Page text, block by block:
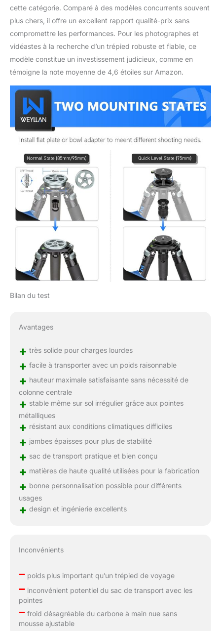
caméras de cinéma, les
grands télescopes et les
jumelles.
【lightweight
design】ce trépied de
support de caméra en
fibre de carbone adopte
de multiples conceptions
atteignant presque le
poids le plus léger de la
même taille, facile à
transporter.
cette catégorie. Comparé à des modèles concurrents souvent
plus chers, il offre un excellent rapport qualité-prix sans
compromettre les performances. Pour les photographes et
vidéastes à la recherche d’un trépied robuste et fiable, ce
modèle constitue un investissement judicieux, comme en
témoigne la note moyenne de 4,6 étoiles sur Amazon.
Bilan du test
Avantages
+ très solide pour charges lourdes
+ facile à transporter avec un poids raisonnable
+ hauteur maximale satisfaisante sans nécessité de
colonne centrale
+ stable même sur sol irrégulier grâce aux pointes
métalliques
+ résistant aux conditions climatiques difficiles
+ jambes épaisses pour plus de stabilité
+ sac de transport pratique et bien conçu
+ matières de haute qualité utilisées pour la fabrication
+ bonne personnalisation possible pour différents
usages
+ design et ingénierie excellents
Inconvénients
–poids plus important qu’un trépied de voyage
–inconvénient potentiel du sac de transport avec les
pointes
–froid désagréable du carbone à main nue sans
mousse ajustable